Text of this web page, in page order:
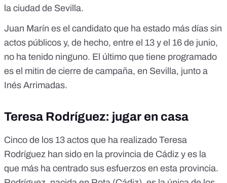
la ciudad de Sevilla.
Juan Marín es el candidato que ha estado más días sin
actos públicos y, de hecho, entre el 13 y el 16 de junio,
no ha tenido ninguno. El último que tiene programado
es el mitin de cierre de campaña, en Sevilla, junto a
Inés Arrimadas.
Teresa Rodríguez: jugar en casa
Cinco de los 13 actos que ha realizado Teresa
Rodríguez han sido en la provincia de Cádiz y es la
que más ha centrado sus esfuerzos en esta provincia.